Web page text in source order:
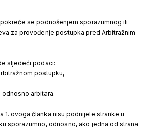
se podnošenjem sporazumnog ili
za provođenje postupka pred Arbitražnim
sljedeći podaci:
postupku,
arbitara.
1. ovoga članka nisu podnijele stranke u
sporazumno, odnosno, ako jedna od strana